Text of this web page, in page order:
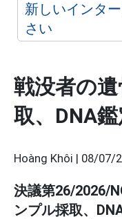
新しいインタ
さい
戦没者の
取、DNA
Hoàng Khôi | 08/07/
決議第26/2026/
ンプル採取、